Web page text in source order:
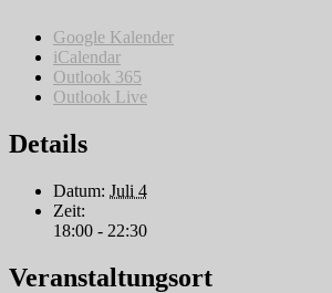
Google Kalender
iCalendar
Outlook 365
Outlook Live
Details
Datum: Juli 4
Zeit:
18:00 - 22:30
Veranstaltungsort